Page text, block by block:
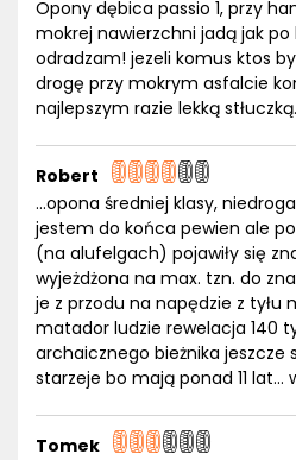
Opony dębica passio 1, przy
mokrej nawierzchni jadą jak
odradzam! jezeli komus ktos
drogę przy mokrym asfalcie
najlepszym razie lekką stłuczką.
Robert
...opona średniej klasy,
jestem do końca pewien ale
(na alufelgach) pojawiły się
wyjeżdżona na max. tzn. do
je z przodu na napędzie z tyłu
matador ludzie rewelacja 140
archaicznego bieżnika jeszcze
starzeje bo mają ponad 11
Tomek